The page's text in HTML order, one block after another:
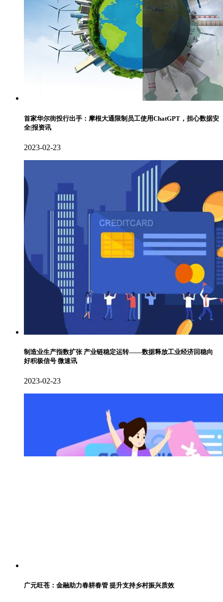
首家华尔街投行出手：摩根大通限制员工使用ChatGPT，担心数据安
全|报资讯
2023-02-23
制造业生产指数扩张 产业链稳定运转——数据释放工业经济回稳向
好积极信号 微速讯
2023-02-23
广元旺苍：金融助力春耕春管 提升支持乡村振兴质效